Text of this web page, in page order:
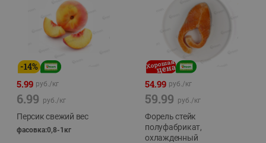
-14%
5.99 руб./кг
6.99 руб./кг
Персик свежий вес
фасовка:0,8-1кг
54.99 руб./кг
59.99 руб./кг
Форель стейк
полуфабрикат,
охлажденный